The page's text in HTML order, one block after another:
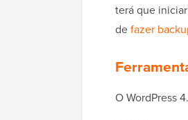
terá que
defazer
O WordPress